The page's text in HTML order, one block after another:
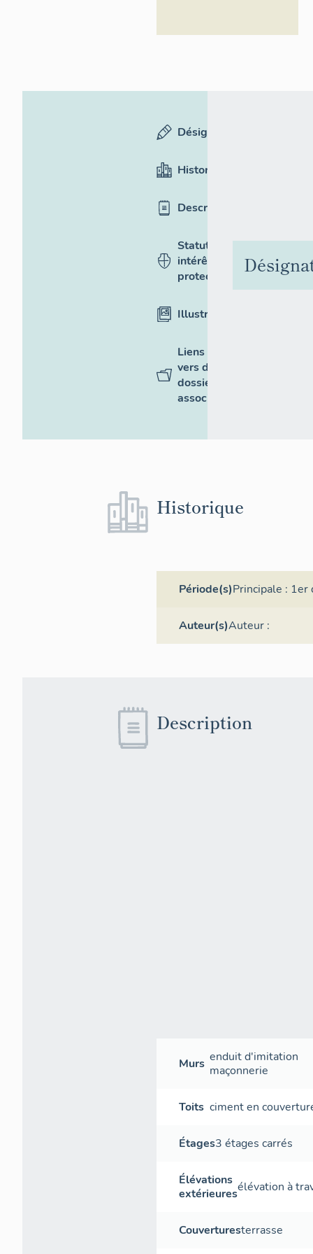
Désignation
Historique
Description
Statut,
intérêt et
protection
Illustrations
Liens
vers des
dossiers
associés
Historique
Période(s)Principale : 1er
Auteur(s)Auteur :
Description
Murs enduit d'imitation
maçonnerie
Toits ciment en
Étages3 étages carrés
Élévations
extérieuresélévation à
Couverturesterrasse